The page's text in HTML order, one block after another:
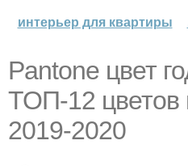
интерьер для квартиры
Pantone цвет
ТОП-12 цветов
2019-2020